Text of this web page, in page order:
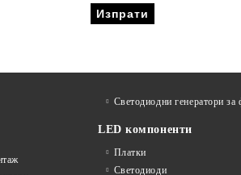
Светодиодни генератори
LED компоненти
Платки
Светодиоди